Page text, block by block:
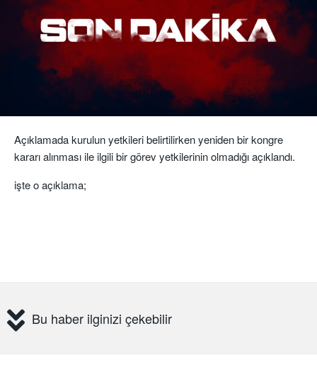
Açıklamada kurulun yetkileri belirtilirken yeniden bir kongre
kararı alınması ile ilgili bir görev yetkilerinin olmadığı açıklandı.
işte o açıklama;
Bu haber ilginizi çekebilir